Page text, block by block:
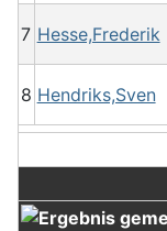
7 Hesse,Frederik
8 Hendriks,Sven